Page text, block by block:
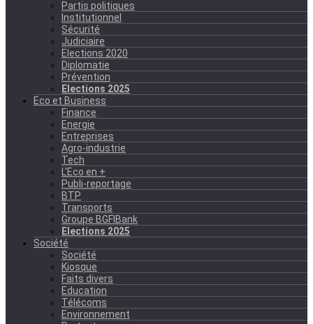
Partis politiques
Institutionnel
Sécurité
Judiciaire
Elections 2020
Diplomatie
Prévention
Elections 2025
Eco et Business
Finance
Energie
Entreprises
Agro-industrie
Tech
L'Eco en +
Publi-reportage
BTP
Transports
Groupe BGFIBank
Elections 2025
Société
Société
Kiosque
Faits divers
Education
Télécoms
Environnement